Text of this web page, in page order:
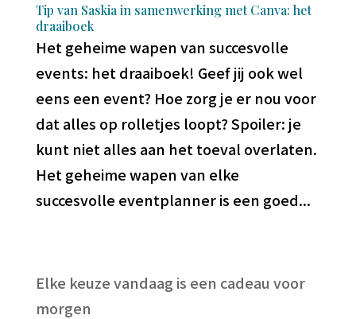
Tip van Saskia in samenwerking met Canva: het
draaiboek
Het geheime wapen van succesvolle
events: het draaiboek! Geef jij ook wel
eens een event? Hoe zorg je er nou voor
dat alles op rolletjes loopt? Spoiler: je
kunt niet alles aan het toeval overlaten.
Het geheime wapen van elke
succesvolle eventplanner is een goed...
Elke keuze vandaag is een cadeau voor
morgen